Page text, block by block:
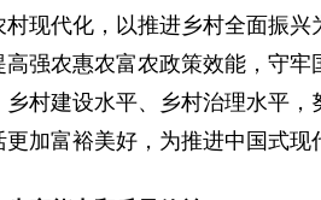
现代化，以推进乡村全面振
强农惠农富农政策效能，守
村建设水平、乡村治理水平
加富裕美好，为推进中国式现